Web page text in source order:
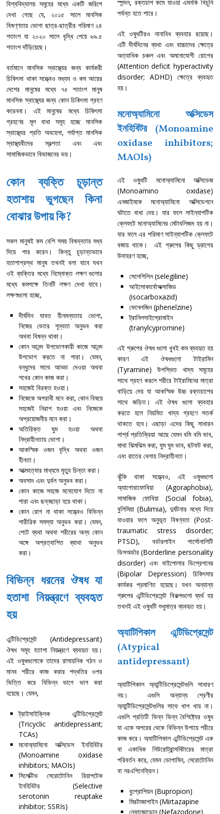
বিশ্ববিদ্যালয় সমূহের মধ্যে একটি জরিপে
দেখা গেছে যে, ২০১৫ সালে মানসিক
বিষণ্ণতায় ভোগা ছাত্র-ছাত্রীর পরিমাণ ২৪
শতাংশ যা ২০২০ সালে বৃদ্ধি পেয়ে ৬৯.৫
শতাংশ দাঁড়িয়েছে।
বর্তমানে মানসিক স্বাস্থ্যের জন্য কার্যকরী
চিকিৎসা থাকা সত্ত্বেও মধ্যম ও কম আয়ের
দেশের মানুষের মধ্যে ৭৫ শতাংশ মানুষ
মানসিক স্বাস্থ্যের জন্য কোন চিকিৎসা গ্রহণ
করেননা। এই মানুষের মধ্যে চিকিৎসা
গ্রহণের মূল বাধা সমূহ হচ্ছে মানসিক
স্বাস্থ্যের প্রতি অবহেলা, পর্যাপ্ত মানসিক
স্বাস্থ্যবীদের স্বল্পতা এবং এবং
সামাজিকভাবে বিভাজনের ভয়।
কোন ব্যক্তি চূড়ান্ত
হতাশায় ভুগছেন কিনা
বোঝার উপায় কি?
সকল মানুষই কম বেশি সময় বিষন্নতার মধ্য
দিয়ে পার করেন। কিন্তু চূড়ান্তভাবে
হতাশাগ্রস্থ মানুষ তখনই বলা যাবে যখন
ওই ব্যক্তির মধ্যে নিম্নোক্ত লক্ষণ গুলোর
মধ্যে কমপক্ষে তিনটি লক্ষণ দেখা যাবে।
লক্ষণগুলো হচ্ছে,
দীর্ঘদিন যাবত হীনমন্যতায় ভোগা,
নিজের ভেতর শূন্যতা অনুভব করা
অথবা বিষন্ন থাকা।
কোন আনন্দ উপভোগকারী কাজে আনন্দ
উপভোগ করতে না পারা। যেমন,
বন্ধুদের সাথে আড্ডা দেওয়া অথবা
শখের কোন কাজ করা।
সহজেই বিরক্ত হওয়া।
নিজেকে অপরাধী মনে করা, কোন বিষয়ে
সহজেই নিরাশ হওয়া এবং নিজেকে
অপ্রয়োজনীয় মনে করা।
অতিরিক্ত ঘুম হওয়া অথবা
নিদ্রাহীনতায় ভোগা।
আকস্মিক ওজন বৃদ্ধি অথবা ওজন
হীনতা।
আত্মহত্যার মাধ্যমে মৃত্যু চিন্তা করা।
অবসাদ এবং দুর্বল অনুভব করা।
কোন কাজে সহজে মনোযোগ দিতে না
পারা এবং ছন্নছাড়া হয়ে থাকা।
কোন রোগ না থাকা সত্ত্বেও বিভিন্ন
শারীরিক সমস্যা অনুভব করা। যেমন,
পেটে ব্যথা অথবা শরীরের অন্য কোন
অঙ্গে অপ্রত্যাশিত ব্যাথা অনুভব
করা।
বিভিন্ন ধরনের ঔষধ যা
হতাশা নিয়ন্ত্রণে ব্যবহৃত
হয়
এন্টিডিপ্রেসেন্ট (Antidepressant)
ঔষধ সমূহ হতাশা নিয়ন্ত্রণে ব্যবহৃত হয়।
এই ওষুধগুলোকে তাদের রাসায়নিক গঠন ও
মানব শরীরে কাজ করার পদ্ধতির ওপর
ভিত্তি করে বিভিন্ন ভাগে ভাগ করা
হয়েছে। যেমন,
ট্রাইসাইক্লিক এন্টিডিপ্রেসেন্ট
(Tricyclic antidepressant;
TCAs)
মনোঅ্যামিনো অক্সিডেস ইনহিবিটর
(Monoamine oxidase
inhibitors; MAOIs)
সিলেক্টিভ সেরোটোনিন রিয়াপটেক
ইনহিবিটর (Selective
serotonin reuptake
inhibitor; SSRIs)
স্পন্দন, রক্তচাপ কমে যাওয়া এমনকি খিচুনি
পর্যন্ত হতে পারে।
এই ওষুধটিরও নানাবিধ ব্যবহার রয়েছে।
এটি দীর্ঘদিনের ব্যথা এবং বাচ্চাদের ক্ষেত্রে
অত্যাধিক চঞ্চল এবং অমনোযোগী রোগের
(Attention deficit hyperactivity
disorder; ADHD) ক্ষেত্রে ব্যবহৃত
হয়।
মনোঅ্যামিনো অক্সিডেস
ইনহিবিটর (Monoamine
oxidase inhibitors;
MAOIs)
এই ওষুধটি মনোঅ্যামিনো অক্সিডেজ
(Monoamino oxidase)
এনজাইমকে মনোঅ্যামিনো অক্সিডেশনে
ঘটাতে বাধা দেয়। যার ফলে সাইন্যাপটিক
ক্লেফটে মনোঅ্যামিনের মেটাবলিজম হয় না।
যার ফলে এর পরিমাণ সাইন্যাপটিক ক্লেফটে
বজায় থাকে। এই গ্রুপের কিছু ড্রাগের
উদাহরণ হচ্ছে,
সেলেগিলিন (selegiline)
আইসোকার্বোঅক্সাজিড
(isocarboxazid)
ফেনেলজিন (phenelzine)
ট্রানিলসাইপ্রোমাইন
(tranylcypromine)
এই গ্রুপের ঔষধ গুলো খুবই কম ব্যবহৃত হয়
কারণ এই ঔষধগুলো টাইরামিন
(Tyramine) উপস্থিত খাদ্য সমূহের
সাথে গ্রহণ করলে শরীরে টাইরামিনের মাত্রা
বাড়িয়ে দেয় যা আকস্মিক উচ্চ রক্তচাপের
সাথে জড়িত। এই ঔষধ গুলো ব্যবহার
করতে হলে নিয়মিত খাদ্য গ্রহণে সতর্ক
থাকতে হবে। এছাড়া এদের কিছু সাধারন
পার্শ্ব প্রতিক্রিয়া আছে যেমন বমি বমি ভাব,
মাথা ঝিমঝিম করা, ঘুম ঘুম ভাব, ছটফট করা,
এবং রাতের বেলায় নিদ্রাহীনতা।
ঝুঁকি থাকা সত্ত্বেও, এই ওষুধগুলো
অ্যাগোরাফোবিয়া (Agoraphobia),
সামাজিক ফোবিয়া (Social fobia),
বুলিমিয়া (Bulimia), দুর্ঘটনার মধ্যে দিয়ে
যাওয়ার ফলে অনুভূত বিষণ্নতা (Post-
traumatic stress disorder;
PTSD), বর্ডারলাইন পার্সোনালিটি
ডিসঅর্ডার (Borderline personality
disorder) এবং বাইপোলার ডিপ্রেশনের
(Bipolar Depression) চিকিৎসায়
কার্যকর প্রমাণিত হয়েছে। যখন অন্যান্য
গ্রুপের এন্টিডিপ্রেসেন্ট বিকল্পগুলো ব্যর্থ হয়
তখনই এই ওষুধটি শুধুমাত্র ব্যবহৃত হয়।
অ্যাটিপিকাল এন্টিডিপ্রেসেন্ট
(Atypical
antidepressant)
অ্যাটিপিকাল অ্যান্টিডিপ্রেসেন্টগুলি সাধারণ
নয়। এগুলি অন্যান্য শ্রেণীর
অ্যান্টিডিপ্রেসেন্টগুলির সাথে খাপ খায় না।
এগুলি প্রতিটি ভিন্ন ভিন্ন বৈশিষ্ট্যের ওষুধ
যা একে অপরের থেকে বিভিন্ন উপায়ে শরীরে
কাজ করে। অ্যাটিপিকাল এন্টিডিপ্রেসেন্ট এক
বা একাধিক নিউরোট্রান্সমিটারের মাত্রা
পরিবর্তন করে, যেমন ডোপামিন, সেরোটোনিন
বা নরএপিনেফ্রিন।
বুপ্রোপিয়ন (Bupropion)
মিরটাজাপাইন (Mirtazapine
নেফাজোডোন (Nefazodone)